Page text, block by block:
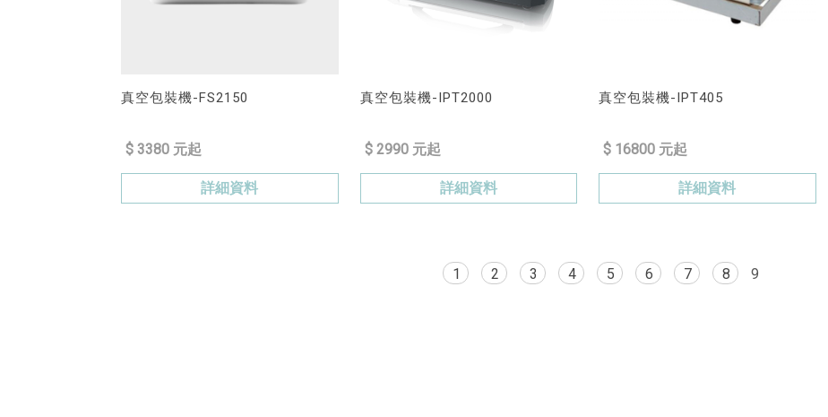
真空包裝機-FS2150
$ 3380 元起
詳細資料
真空包裝機-IPT2000
$ 2990 元起
詳細資料
真空包裝機-IPT405
$ 16800 元起
詳細資料
1 2 3 4 5 6 7 8 9